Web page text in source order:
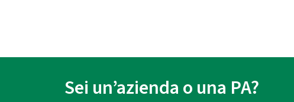
Sei un’azienda o una PA?